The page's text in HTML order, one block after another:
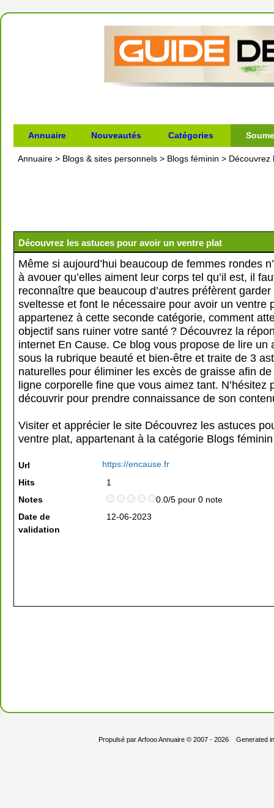
Annuaire Nouveautés Catégories
Annuaire > Blogs & sites personnels > Blogs féminin > Découvrez
Découvrez les astuces pour avoir un ventre plat
Même si aujourd’hui beaucoup de femmes rondes
à avouer qu’elles aiment leur corps tel qu’il est, il
reconnaître que beaucoup d’autres préfèrent garder
sveltesse et font le nécessaire pour avoir un ventre
appartenez à cette seconde catégorie, comment
objectif sans ruiner votre santé ? Découvrez la
internet En Cause. Ce blog vous propose de lire un
sous la rubrique beauté et bien-être et traite de 3
naturelles pour éliminer les excès de graisse afin
ligne corporelle fine que vous aimez tant. N’hésitez
découvrir pour prendre connaissance de son
Visiter et apprécier le site Découvrez les astuces
ventre plat, appartenant à la catégorie Blogs féminin
Url
https://encause.fr
Hits
1
Notes
0.0/5 pour 0 note
Date de
validation
12-06-2023
Propulsé parArfooo Annuaire© 2007 - 2026 Generated